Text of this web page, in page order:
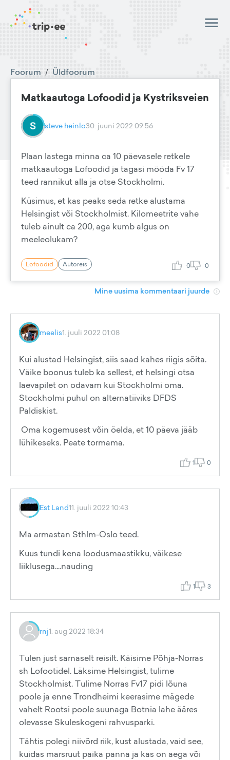
Foorum / Üldfoorum
Matkaautoga Lofoodid ja Kystriksveien
steve heinlo30. juuni 2022 09:56
Plaan lastega minna ca 10 päevasele retkele
matkaautoga Lofoodid ja tagasi mööda Fv 17
teed rannikut alla ja otse Stockholmi.
Küsimus, et kas peaks seda retke alustama
Helsingist või Stockholmist. Kilomeetrite vahe
tuleb ainult ca 200, aga kumb algus on
meeleolukam?
Lofoodid Autoreis 0 0
Mine uusima kommentaari juurde
meelis1. juuli 2022 01:08
Kui alustad Helsingist, siis saad kahes riigis sõita.
Väike boonus tuleb ka sellest, et helsingi otsa
laevapilet on odavam kui Stockholmi oma.
Stockholmi puhul on alternatiiviks DFDS
Paldiskist.
Oma kogemusest võin öelda, et 10 päeva jääb
lühikeseks. Peate tormama.
1 0
Est Land11. juuli 2022 10:43
Ma armastan Sthlm-Oslo teed.
Kuus tundi kena loodusmaastikku, väikese
liiklusega....nauding
1 3
rnj1. aug 2022 18:34
Tulen just sarnaselt reisilt. Käisime Põhja-Norras
sh Lofootidel. Läksime Helsingist, tulime
Stockholmist. Tulime Norras Fv17 pidi lõuna
poole ja enne Trondheimi keerasime mägede
vahelt Rootsi poole suunaga Botnia lahe ääres
olevasse Skuleskogeni rahvusparki.
Tähtis polegi niivõrd riik, kust alustada, vaid see,
kuidas marsruut paika panna ja kas on aega või